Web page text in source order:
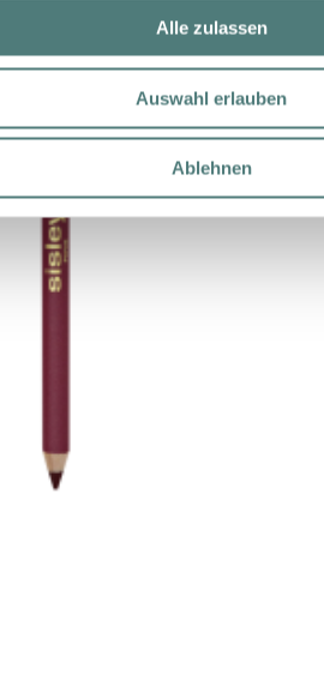
Alle zulassen
Auswahl erlauben
Ablehnen